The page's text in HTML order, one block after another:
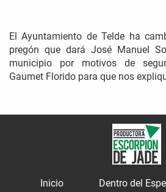
El Ayuntamiento de Telde ha
pregón que dará José Manuel
municipio por motivos de
Gaumet Florido para que nos
Inicio Dentro del